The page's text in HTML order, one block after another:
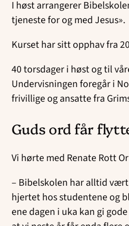
I høst arrangerer
tjeneste for og med Jesus».
Kurset har sitt opphav fra
40 torsdager i høst og til
Undervisningen foregår i
frivillige og ansatte fra
Guds ord får
Vi hørte med Renate Rott
– Bibelskolen har alltid
hjertet hos studentene og
ene dagen i uka kan gi